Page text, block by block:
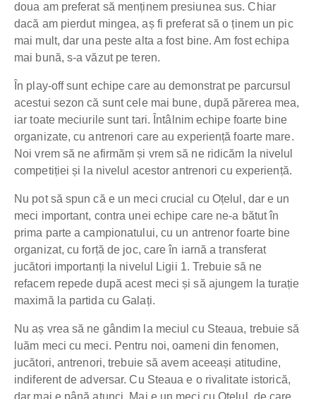
doua am preferat să menținem presiunea sus. Chiar
dacă am pierdut mingea, aș fi preferat să o ținem un pic
mai mult, dar una peste alta a fost bine. Am fost echipa
mai bună, s-a văzut pe teren.
În play-off sunt echipe care au demonstrat pe parcursul
acestui sezon că sunt cele mai bune, după părerea mea,
iar toate meciurile sunt tari. Întâlnim echipe foarte bine
organizate, cu antrenori care au experiență foarte mare.
Noi vrem să ne afirmăm și vrem să ne ridicăm la nivelul
competiției și la nivelul acestor antrenori cu experiență.
Nu pot să spun că e un meci crucial cu Oțelul, dar e un
meci important, contra unei echipe care ne-a bătut în
prima parte a campionatului, cu un antrenor foarte bine
organizat, cu forță de joc, care în iarnă a transferat
jucători importanți la nivelul Ligii 1. Trebuie să ne
refacem repede după acest meci și să ajungem la turație
maximă la partida cu Galați.
Nu aș vrea să ne gândim la meciul cu Steaua, trebuie să
luăm meci cu meci. Pentru noi, oameni din fenomen,
jucători, antrenori, trebuie să avem aceeași atitudine,
indiferent de adversar. Cu Steaua e o rivalitate istorică,